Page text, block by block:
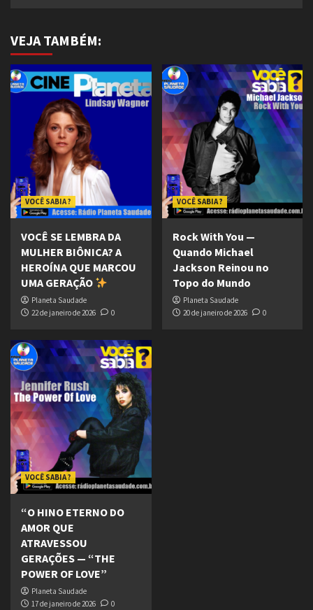
VEJA TAMBÉM:
VOCÊ SABIA ?
VOCÊ SE LEMBRA DA
MULHER BIÔNICA? A
HEROÍNA QUE MARCOU
UMA GERAÇÃO
Planeta Saudade
22 de janeiro de 2026
0
VOCÊ SABIA ?
Rock With You —
Quando Michael
Jackson Reinou no
Topo do Mundo
Planeta Saudade
20 de janeiro de 2026
0
VOCÊ SABIA ?
“O HINO ETERNO DO
AMOR QUE
ATRAVESSOU
GERAÇÕES — “THE
POWER OF LOVE”
Planeta Saudade
17 de janeiro de 2026
0